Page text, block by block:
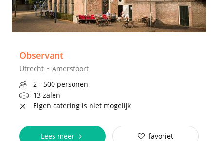
Observant
Utrecht
Amersfoort
2 - 500 personen
13 zalen
Eigen catering is niet mogelijk
Lees meer favoriet